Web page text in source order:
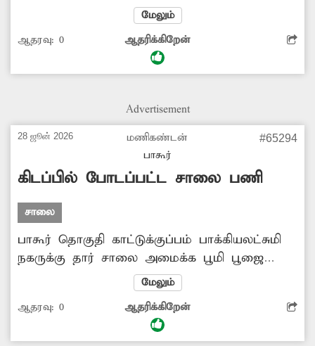
அடிக்கடி அறுந்து விழுந்து விடுகிறது. இதனால்
விபத்து ஏற்படும் முன் பழைய மின்கம்பிகளை
அகற்றிவிட்டு புதிய மின் கம்பிகள் அமைக்க
மேலும்
ஆதரவு: 0 ஆதரிக்கிறேன்
Advertisement
28 ஜூன் 2026
மணிகண்டன்
பாகூர்
#65294
கிடப்பில் போடப்பட்ட சாலை பணி
சாலை
பாகூர் தொகுதி காட்டுக்குப்பம் பாக்கியலட்சுமி
நகருக்கு தார் சாலை அமைக்க பூமி பூஜை
போடப்பட்டது. அதன்பிறகு சாலை அமைக்காமல்
அப்படியே கிடப்பில் போடப்பட்டது. எனவே
அங்கு சாலை அமைக்க நடவடிக்கை எடுக்க
மேலும்
ஆதரவு: 0 ஆதரிக்கிறேன்